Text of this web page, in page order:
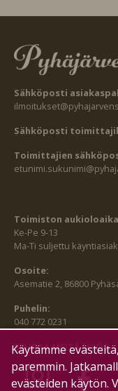
Sähköposti
Sähköposti
Toimittajien
Toimiston
Ke-Pe 9-13
Ma-Ti suljettu
Osoite:
Asematie 2, 86800
Puhelin:
040 772 0231
SEURAA MEITÄ MYÖS:
Käytämme
paremmin.
evästeiden käytön.